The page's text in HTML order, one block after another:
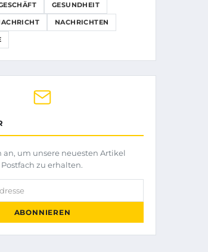
GESUNDHEIT
NACHRICHTEN
an, um unsere neuesten Artikel
zu erhalten.
ABONNIEREN